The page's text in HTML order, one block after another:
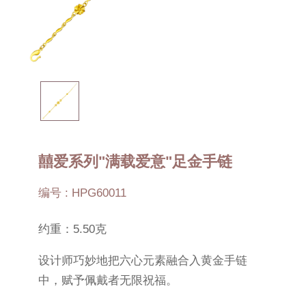
囍爱系列"满载爱意"足金手链
编号 : HPG60011
约重：5.50克
设计师巧妙地把六心元素融合入黄金手链
中，赋予佩戴者无限祝福。